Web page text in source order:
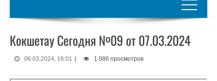
Кокшетау Сегодня №09 от 07.03.2024
06.03.2024, 16:01 1 086 просмотров